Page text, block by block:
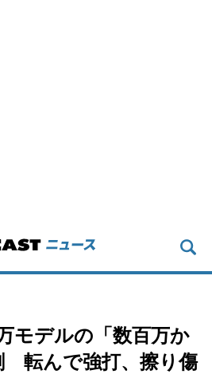
モデルの「数百万か
転んで強打、擦り傷